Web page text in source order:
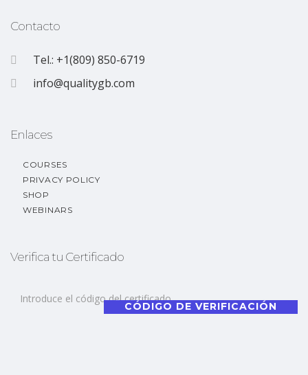
Contacto
Tel.: +1(809) 850-6719
info@qualitygb.com
Enlaces
COURSES
PRIVACY POLICY
SHOP
WEBINARS
Verifica tu Certificado
CÓDIGO DE VERIFICACIÓN